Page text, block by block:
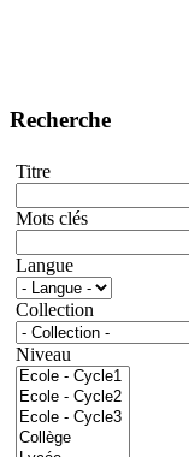
Recherche
Titre
Mots clés
Langue
Collection
Niveau